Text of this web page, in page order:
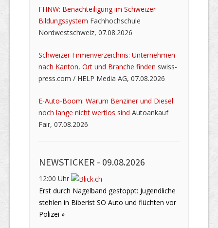
FHNW: Benachteiligung im Schweizer
Bildungssystem Fachhochschule
Nordwestschweiz, 07.08.2026
Schweizer Firmenverzeichnis: Unternehmen
nach Kanton, Ort und Branche finden swiss-
press.com / HELP Media AG, 07.08.2026
E-Auto-Boom: Warum Benziner und Diesel
noch lange nicht wertlos sind Autoankauf
Fair, 07.08.2026
NEWSTICKER - 09.08.2026
12:00 Uhr
Erst durch Nagelband gestoppt: Jugendliche
stehlen in Biberist SO Auto und flüchten vor
Polizei »